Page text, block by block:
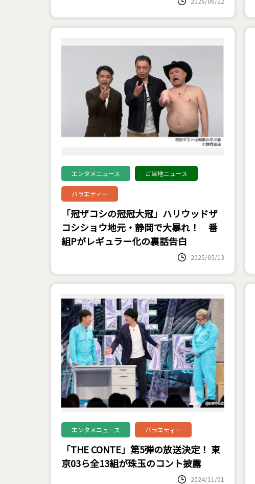
エンタメニュース ご当地ニュース
バラエティー
「冠ザコシの冠冠大冠」ハリウッドザ
コシショウ地元・静岡で大暴れ！ 番
組Pがレギュラー化の裏話告白
2025/05/13
エンタメニュース バラエティー
「THE CONTE」第5弾の放送決定！ 東
京03ら全13組が珠玉のコント披露
2024/11/01